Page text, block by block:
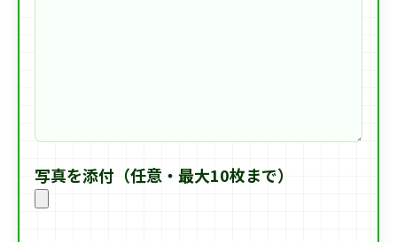
写真を添付（任意・最大10枚まで）